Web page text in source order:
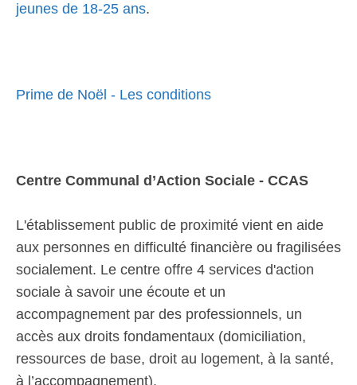
jeunes de 18-25 ans.
Prime de Noël - Les conditions
Centre Communal d’Action Sociale - CCAS
L'établissement public de proximité vient en aide
aux personnes en difficulté financière ou fragilisées
socialement. Le centre offre 4 services d'action
sociale à savoir une écoute et un
accompagnement par des professionnels, un
accès aux droits fondamentaux (domiciliation,
ressources de base, droit au logement, à la santé,
à l’accompagnement).